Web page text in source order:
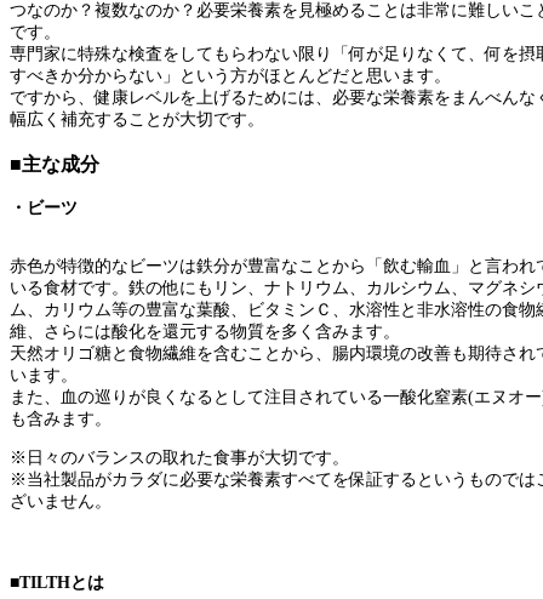
つなのか？複数なのか？必要栄養素を見極めることは非常に難しいこ
です。
専門家に特殊な検査をしてもらわない限り「何が足りなくて、何を摂
すべきか分からない」という方がほとんどだと思います。
ですから、健康レベルを上げるためには、必要な栄養素をまんべんな
幅広く補充することが大切です。
■主な成分
・ビーツ
赤色が特徴的なビーツは鉄分が豊富なことから「飲む輸血」と言われ
いる食材です。鉄の他にもリン、ナトリウム、カルシウム、マグネシ
ム、カリウム等の豊富な葉酸、ビタミンＣ、水溶性と非水溶性の食物
維、さらには酸化を還元する物質を多く含みます。
天然オリゴ糖と食物繊維を含むことから、腸内環境の改善も期待され
います。
また、血の巡りが良くなるとして注目されている一酸化窒素(エヌオ
も含みます。
※日々のバランスの取れた食事が大切です。
※当社製品がカラダに必要な栄養素すべてを保証するというものでは
ざいません。
■TILTHとは